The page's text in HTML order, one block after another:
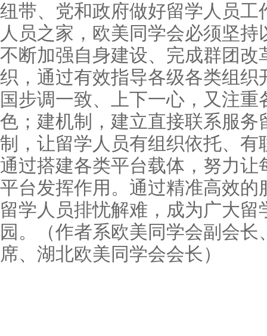
纽带、党和政府做好留学人员工
人员之家，欧美同学会必须坚
不断加强自身建设、完成群团改
织，通过有效指导各级各类组织
国步调一致、上下一心，又注重
色；建机制，建立直接联系服务
制，让留学人员有组织依托、有
通过搭建各类平台载体，努力让
平台发挥作用。通过精准高效的
留学人员排忧解难，成为广大留
园。（作者系欧美同学会副会长
席、湖北欧美同学会会长）